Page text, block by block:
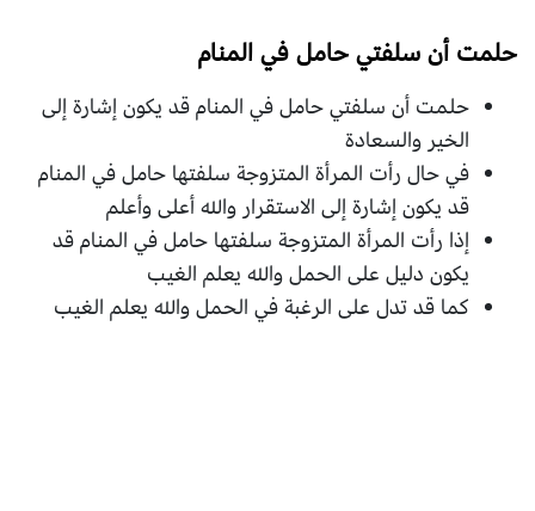
حلمت أن سلفتي حامل في المنام
حلمت أن سلفتي حامل في المنام قد يكون إشارة إلى
الخير والسعادة
في حال رأت المرأة المتزوجة سلفتها حامل في المنام
قد يكون إشارة إلى الاستقرار والله أعلى وأعلم
إذا رأت المرأة المتزوجة سلفتها حامل في المنام قد
يكون دليل على الحمل والله يعلم الغيب
كما قد تدل على الرغبة في الحمل والله يعلم الغيب